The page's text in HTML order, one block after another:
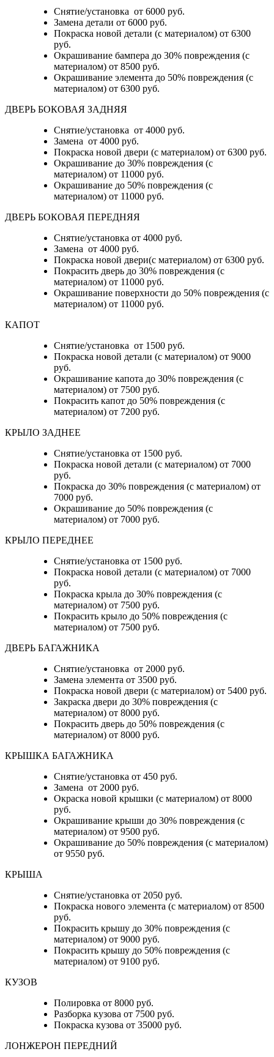
Снятие/установка от 6000 руб.
Замена детали от 6000 руб.
Покраска новой детали (с материалом) от 6300
руб.
Окрашивание бампера до 30% повреждения (с
материалом) от 8500 руб.
Окрашивание элемента до 50% повреждения (с
материалом) от 6300 руб.
ДВЕРЬ БОКОВАЯ ЗАДНЯЯ
Снятие/установка от 4000 руб.
Замена от 4000 руб.
Покраска новой двери (с материалом) от 6300 руб.
Окрашивание до 30% повреждения (с
материалом) от 11000 руб.
Окрашивание до 50% повреждения (с
материалом) от 11000 руб.
ДВЕРЬ БОКОВАЯ ПЕРЕДНЯЯ
Снятие/установка от 4000 руб.
Замена от 4000 руб.
Покраска новой двери(с материалом) от 6300 руб.
Покрасить дверь до 30% повреждения (с
материалом) от 11000 руб.
Окрашивание поверхности до 50% повреждения (с
материалом) от 11000 руб.
КАПОТ
Снятие/установка от 1500 руб.
Покраска новой детали (с материалом) от 9000
руб.
Окрашивание капота до 30% повреждения (с
материалом) от 7500 руб.
Покрасить капот до 50% повреждения (с
материалом) от 7200 руб.
КРЫЛО ЗАДНЕЕ
Снятие/установка от 1500 руб.
Покраска новой детали (с материалом) от 7000
руб.
Покраска до 30% повреждения (с материалом) от
7000 руб.
Окрашивание до 50% повреждения (с
материалом) от 7000 руб.
КРЫЛО ПЕРЕДНЕЕ
Снятие/установка от 1500 руб.
Покраска новой детали (с материалом) от 7000
руб.
Покраска крыла до 30% повреждения (с
материалом) от 7500 руб.
Покрасить крыло до 50% повреждения (с
материалом) от 7500 руб.
ДВЕРЬ БАГАЖНИКА
Снятие/установка от 2000 руб.
Замена элемента от 3500 руб.
Покраска новой двери (с материалом) от 5400 руб.
Закраска двери до 30% повреждения (с
материалом) от 8000 руб.
Покрасить дверь до 50% повреждения (с
материалом) от 8000 руб.
КРЫШКА БАГАЖНИКА
Снятие/установка от 450 руб.
Замена от 2000 руб.
Окраска новой крышки (с материалом) от 8000
руб.
Окрашивание крыши до 30% повреждения (с
материалом) от 9500 руб.
Окрашивание до 50% повреждения (с материалом)
от 9550 руб.
КРЫША
Снятие/установка от 2050 руб.
Покраска нового элемента (с материалом) от 8500
руб.
Покрасить крышу до 30% повреждения (с
материалом) от 9000 руб.
Покрасить крышу до 50% повреждения (с
материалом) от 9100 руб.
КУЗОВ
Полировка от 8000 руб.
Разборка кузова от 7500 руб.
Покраска кузова от 35000 руб.
ЛОНЖЕРОН ПЕРЕДНИЙ